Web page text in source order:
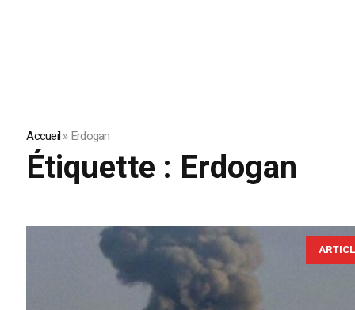
Accueil»Erdogan
Étiquette : Erdogan